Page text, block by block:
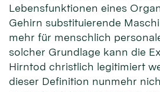
Lebensfunktionen eines
Gehirn substituierende
mehr für menschlich
solcher Grundlage kann die
Hirntod christlich legitimiert
dieser Definition nunmehr